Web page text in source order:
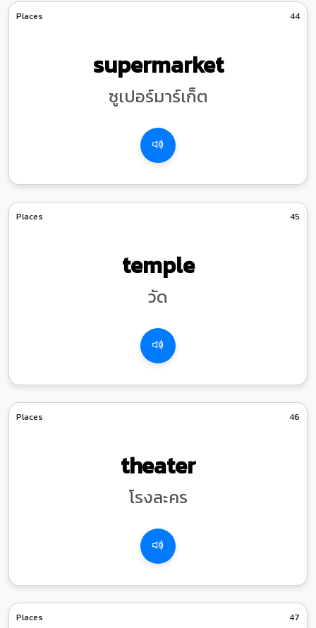
Places 44
supermarket
ซูเปอร์มาร์เก็ต
Places 45
temple
วัด
Places 46
theater
โรงละคร
Places 47